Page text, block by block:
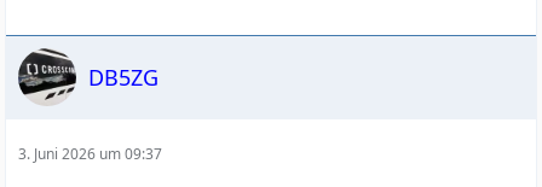
DB5ZG
3. Juni 2026 um 09:37